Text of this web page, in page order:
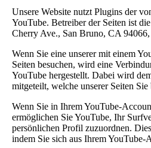
Unsere Website nutzt Plugins der
YouTube. Betreiber der Seiten ist
Cherry Ave., San Bruno, CA
Wenn Sie eine unserer mit einem
Seiten besuchen, wird eine
YouTube hergestellt. Dabei wird
mitgeteilt, welche unserer Seiten Sie
Wenn Sie in Ihrem YouTube-
ermöglichen Sie YouTube, Ihr
persönlichen Profil zuzuordnen.
indem Sie sich aus Ihrem YouTube-